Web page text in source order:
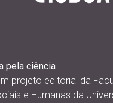
pela ciência
projeto editorial da
e Humanas da